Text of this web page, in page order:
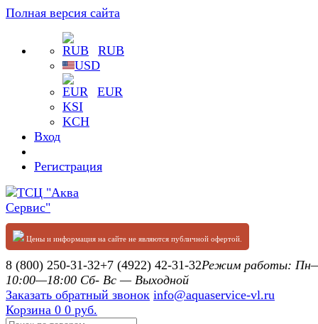
Полная версия сайта
RUB
USD
EUR
KSI
KCH
Вход
Регистрация
Цены и информация на сайте не являются публичной офертой.
8 (800) 250-31-32+7 (4922) 42-31-32Режим работы:
10:00—18:00 Сб- Вс — Выходной
Заказать обратный звонок info@aquaservice-vl.ru
Корзина 0 0 руб.